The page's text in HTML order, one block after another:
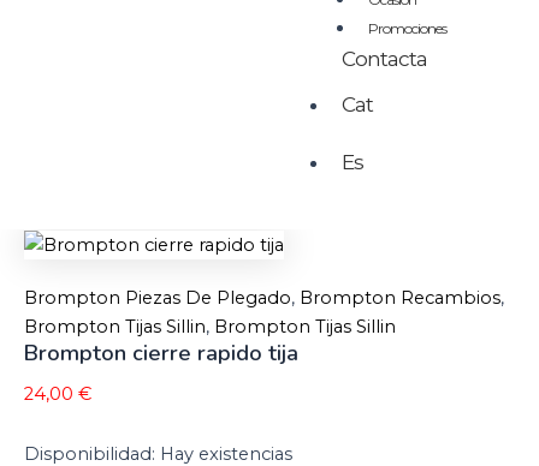
Promociones
Contacta
Cat
Es
Brompton Piezas De Plegado, Brompton Recambios,
Brompton Tijas Sillin, Brompton Tijas Sillin
Brompton cierre rapido tija
24,00 €
Disponibilidad: Hay existencias